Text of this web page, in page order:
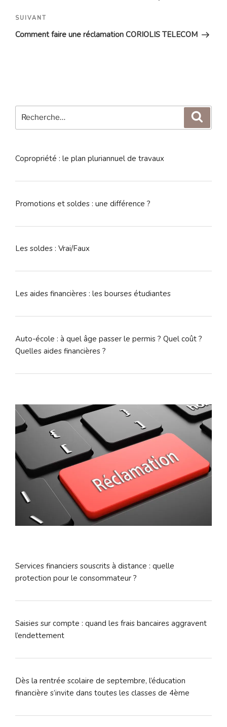
l’article
Article
suivant
SUIVANT
Comment faire une réclamation CORIOLIS TELECOM
pour
Copropriété : le plan pluriannuel de travaux
Promotions et soldes : une différence ?
Les soldes : Vrai/Faux
Les aides financières : les bourses étudiantes
Auto-école : à quel âge passer le permis ? Quel coût ?
Quelles aides financières ?
Services financiers souscrits à distance : quelle
protection pour le consommateur ?
Saisies sur compte : quand les frais bancaires aggravent
l’endettement
Dès la rentrée scolaire de septembre, l’éducation
financière s’invite dans toutes les classes de 4ème